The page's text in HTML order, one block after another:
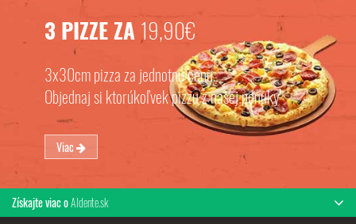
3 PIZZE ZA 19,90€
3x30cm pizza za jednotnú cenu.
Objednaj si ktorúkoľvek pizzu z našej ponuky
Viac
Získajte viac oAldente.sk